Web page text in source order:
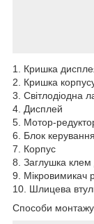
1. Кришкa
2. Кришка
3. Світлодіоднa
4. Дисплей
5. Мотор-
6. Блок керування
7. Корпус
8. Заглушка клем
9. Мікровимикач
10. Шлицева
Способи